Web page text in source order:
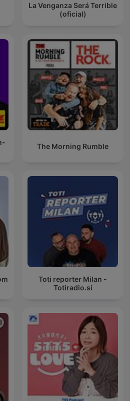
La Venganza Será Terrible
(oficial)
The Morning Rumble
Toti reporter Milan -
Totiradio.si